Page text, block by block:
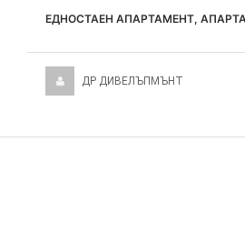
ЕДНОСТАЕН АПАРТАМЕНТ,
ДР ДИВЕЛЪПМЪНТ